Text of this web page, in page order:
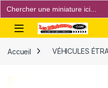
Search
for:
Open
Accueil VÉHICULES